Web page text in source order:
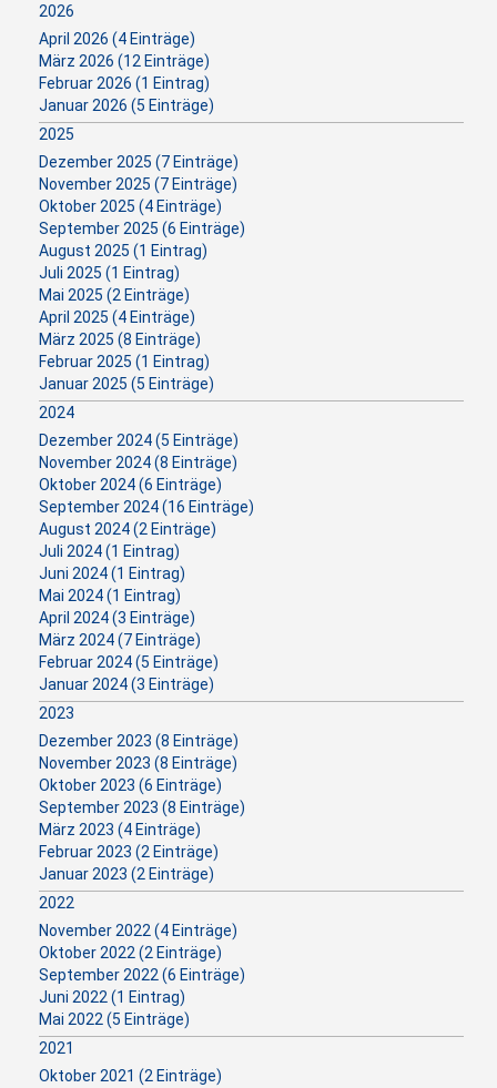
2026
April 2026 (4 Einträge)
März 2026 (12 Einträge)
Februar 2026 (1 Eintrag)
Januar 2026 (5 Einträge)
2025
Dezember 2025 (7 Einträge)
November 2025 (7 Einträge)
Oktober 2025 (4 Einträge)
September 2025 (6 Einträge)
August 2025 (1 Eintrag)
Juli 2025 (1 Eintrag)
Mai 2025 (2 Einträge)
April 2025 (4 Einträge)
März 2025 (8 Einträge)
Februar 2025 (1 Eintrag)
Januar 2025 (5 Einträge)
2024
Dezember 2024 (5 Einträge)
November 2024 (8 Einträge)
Oktober 2024 (6 Einträge)
September 2024 (16 Einträge)
August 2024 (2 Einträge)
Juli 2024 (1 Eintrag)
Juni 2024 (1 Eintrag)
Mai 2024 (1 Eintrag)
April 2024 (3 Einträge)
März 2024 (7 Einträge)
Februar 2024 (5 Einträge)
Januar 2024 (3 Einträge)
2023
Dezember 2023 (8 Einträge)
November 2023 (8 Einträge)
Oktober 2023 (6 Einträge)
September 2023 (8 Einträge)
März 2023 (4 Einträge)
Februar 2023 (2 Einträge)
Januar 2023 (2 Einträge)
2022
November 2022 (4 Einträge)
Oktober 2022 (2 Einträge)
September 2022 (6 Einträge)
Juni 2022 (1 Eintrag)
Mai 2022 (5 Einträge)
2021
Oktober 2021 (2 Einträge)